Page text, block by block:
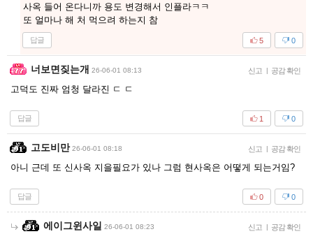
사옥 들어 온다니까 용도 변경해서 인플라ㅋㅋ
또 얼마나 해 처 먹으려 하는지 참
답글 0
5
너보면짖는개 26-06-01 08:13 신고 | 공감 확인
고덕도 진짜 엄청 달라진 ㄷ ㄷ
답글 0
1
고도비만 26-06-01 08:18 신고 | 공감 확인
아니 근데 또 신사옥 지을필요가 있나 그럼 현사옥은 어떻게 되는거임?
답글 0
0
에이그윈사일 26-06-01 08:23 신고 | 공감 확인